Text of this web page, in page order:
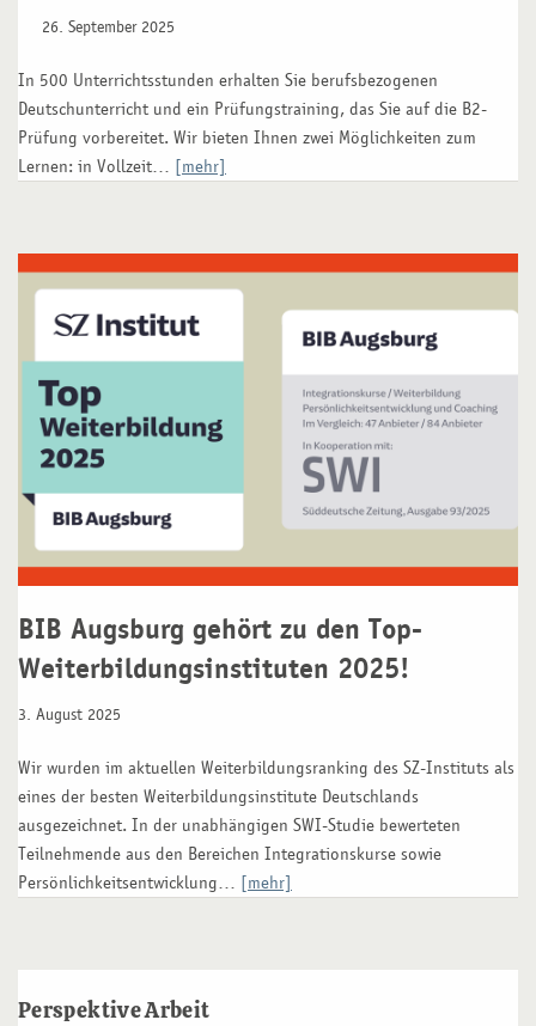
26. September 2025
In 500 Unterrichtsstunden erhalten Sie berufsbezogenen
Deutschunterricht und ein Prüfungstraining, das Sie auf die B2-
Prüfung vorbereitet. Wir bieten Ihnen zwei Möglichkeiten zum
Lernen: in Vollzeit… [mehr]
BIB Augsburg gehört zu den Top-
Weiterbildungsinstituten 2025!
3. August 2025
Wir wurden im aktuellen Weiterbildungsranking des SZ-Instituts als
eines der besten Weiterbildungsinstitute Deutschlands
ausgezeichnet. In der unabhängigen SWI-Studie bewerteten
Teilnehmende aus den Bereichen Integrationskurse sowie
Persönlichkeitsentwicklung… [mehr]
Perspektive Arbeit